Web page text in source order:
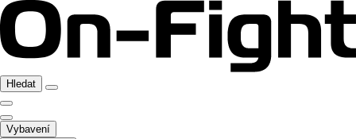
Hledat
Vybavení